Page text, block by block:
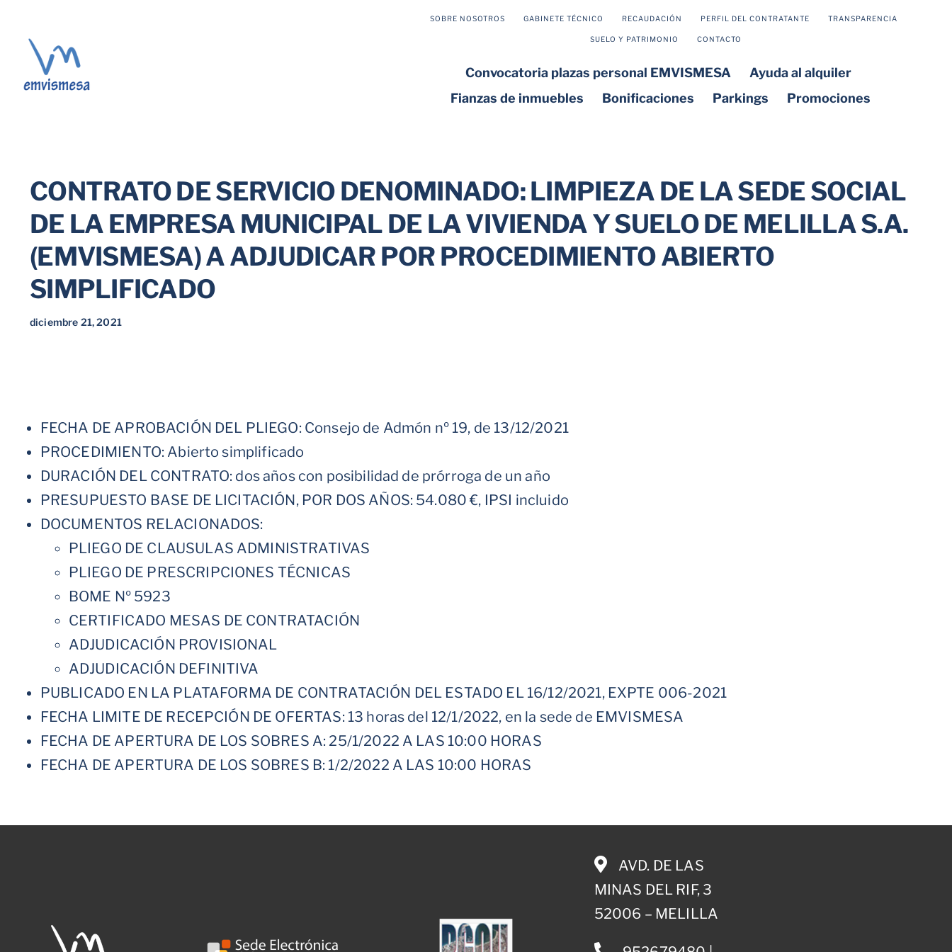
content
SOBRE NOSOTROS GABINETE TÉCNICO RECAUDACIÓN PERFIL DEL CONTRATANTE TRANSPARENCIA
SUELO Y PATRIMONIO CONTACTO
Convocatoria plazas personal EMVISMESA
Ayuda al alquiler
Fianzas de inmuebles
Bonificaciones Parkings Promociones
CONTRATO DE SERVICIO DENOMINADO: LIMPIEZA DE LA SEDE SOCIAL
DE LA EMPRESA MUNICIPAL DE LA VIVIENDA Y SUELO DE MELILLA S.A.
(EMVISMESA) A ADJUDICAR POR PROCEDIMIENTO ABIERTO
SIMPLIFICADO
diciembre 21, 2021
FECHA DE APROBACIÓN DEL PLIEGO: Consejo de Admón nº 19, de 13/12/2021
PROCEDIMIENTO: Abierto simplificado
DURACIÓN DEL CONTRATO: dos años con posibilidad de prórroga de un año
PRESUPUESTO BASE DE LICITACIÓN, POR DOS AÑOS: 54.080 €, IPSI incluido
DOCUMENTOS RELACIONADOS:
PLIEGO DE CLAUSULAS ADMINISTRATIVAS
PLIEGO DE PRESCRIPCIONES TÉCNICAS
BOME Nº 5923
CERTIFICADO MESAS DE CONTRATACIÓN
ADJUDICACIÓN PROVISIONAL
ADJUDICACIÓN DEFINITIVA
PUBLICADO EN LA PLATAFORMA DE CONTRATACIÓN DEL ESTADO EL 16/12/2021, EXPTE 006-2021
FECHA LIMITE DE RECEPCIÓN DE OFERTAS: 13 horas del 12/1/2022, en la sede de EMVISMESA
FECHA DE APERTURA DE LOS SOBRES A: 25/1/2022 A LAS 10:00 HORAS
FECHA DE APERTURA DE LOS SOBRES B: 1/2/2022 A LAS 10:00 HORAS
AVD. DE LAS
MINAS DEL RIF, 3
52006 – MELILLA